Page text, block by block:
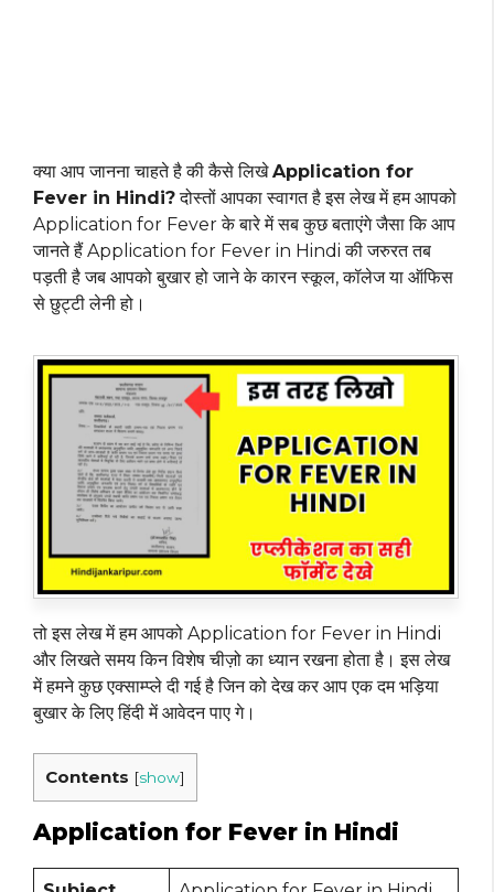
क्या आप जानना चाहते है की कैसे लिखेApplication for
Fever in Hindi?दोस्तों आपका स्वागत है इस लेख में हम आपको
Application for Fever के बारे में सब कुछ बताएंगे जैसा कि आप
जानते हैं Application for Fever in Hindi की जरुरत तब
पड़ती है जब आपको बुखार हो जाने के कारन स्कूल, कॉलेज या ऑफिस
से छुट्टी लेनी हो।
तो इस लेख में हम आपको Application for Fever in Hindi
और लिखते समय किन विशेष चीज़ो का ध्यान रखना होता है। इस लेख
में हमने कुछ एक्साम्प्ले दी गई है जिन को देख कर आप एक दम भड़िया
बुखार के लिए हिंदी में आवेदन पाए गे।
Contents [show]
Application for Fever in Hindi